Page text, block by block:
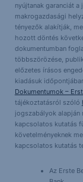
nyújtanak garanciát
makrogazdasági
tényezők alakítják,
hozott döntés
dokumentumban
többszörözése,
előzetes írásos
kiadásuk
Dokumentumok –
tájékoztatásról szóló
jogszabályok alapján
kapcsolatos kutatás
követelményeknek
kapcsolatos kutatás
Az Erste